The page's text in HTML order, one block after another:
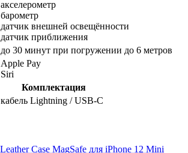
акселерометр
барометр
датчик внешней освещённости
датчик приближения
до 30 минут при погружении до 6 метров
Apple Pay
Siri
Комплектация
кабель Lightning / USB-C